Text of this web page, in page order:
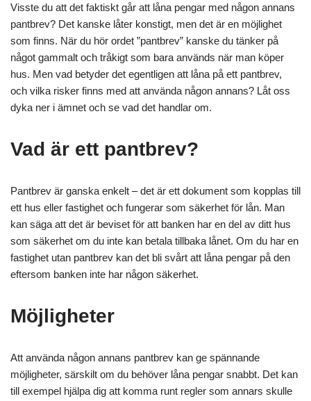
Visste du att det faktiskt går att låna pengar med någon annans
pantbrev? Det kanske låter konstigt, men det är en möjlighet
som finns. När du hör ordet ”pantbrev” kanske du tänker på
något gammalt och tråkigt som bara används när man köper
hus. Men vad betyder det egentligen att låna på ett pantbrev,
och vilka risker finns med att använda någon annans? Låt oss
dyka ner i ämnet och se vad det handlar om.
Vad är ett pantbrev?
Pantbrev är ganska enkelt – det är ett dokument som kopplas till
ett hus eller fastighet och fungerar som säkerhet för lån. Man
kan säga att det är beviset för att banken har en del av ditt hus
som säkerhet om du inte kan betala tillbaka lånet. Om du har en
fastighet utan pantbrev kan det bli svårt att låna pengar på den
eftersom banken inte har någon säkerhet.
Möjligheter
Att använda någon annans pantbrev kan ge spännande
möjligheter, särskilt om du behöver låna pengar snabbt. Det kan
till exempel hjälpa dig att komma runt regler som annars skulle